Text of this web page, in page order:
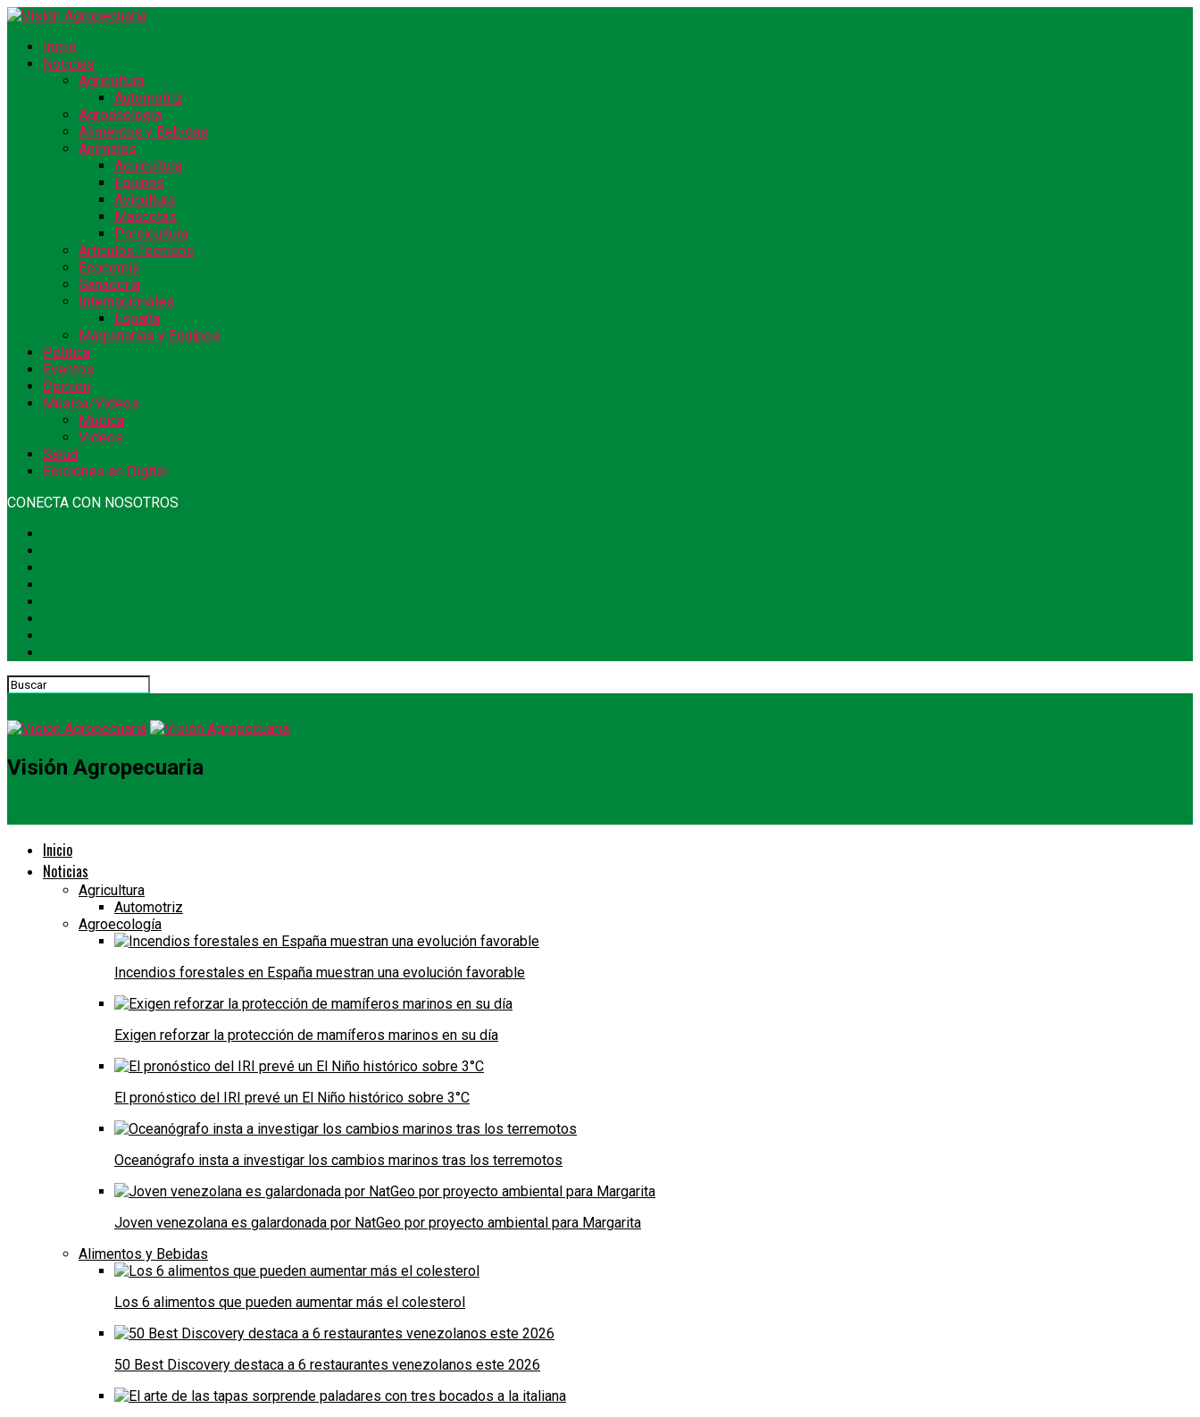
Inicio
Noticias
Agricultura
Automotriz
Agroecología
Alimentos y Bebidas
Animales
Acuicultura
Equinos
Avicultura
Mascotas
Porcicultura
Artículos Técnicos
Economía
Ganadería
Internacionales
España
Maquinarias y Equipos
Política
Eventos
Opinión
Música/Videos
Música
Videos
Salud
Ediciones en Digital
CONECTA CON NOSOTROS
Visión Agropecuaria
Inicio
Noticias
Agricultura
Automotriz
Agroecología
Incendios forestales en España muestran una evolución favorable
Exigen reforzar la protección de mamíferos marinos en su día
El pronóstico del IRI prevé un El Niño histórico sobre 3°C
Oceanógrafo insta a investigar los cambios marinos tras los terremotos
Joven venezolana es galardonada por NatGeo por proyecto ambiental para Margarita
Alimentos y Bebidas
Los 6 alimentos que pueden aumentar más el colesterol
50 Best Discovery destaca a 6 restaurantes venezolanos este 2026